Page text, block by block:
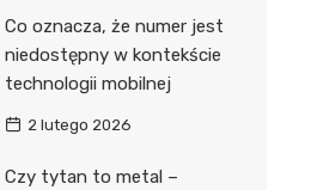
Co oznacza, że numer jest
niedostępny w kontekście
technologii mobilnej
2 lutego 2026
Czy tytan to metal –